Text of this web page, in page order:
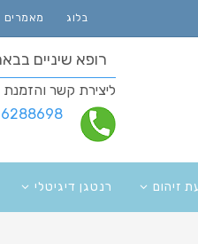
בלוג מאמרים
רופא שיניים
ליצירת קשר
זיהום רנטגן דיגיטלי